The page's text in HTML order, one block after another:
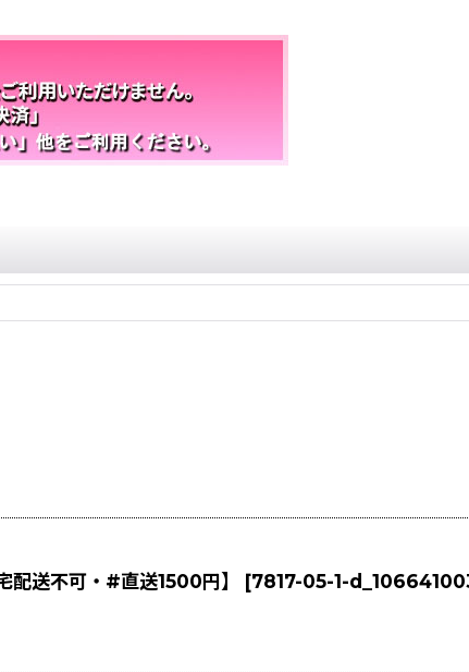
配送不可・#直送1500円】 [7817-05-1-